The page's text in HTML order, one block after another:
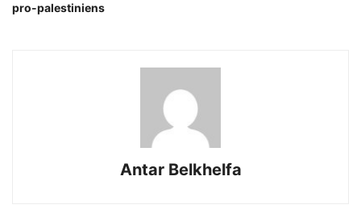
pro-palestiniens
Antar Belkhelfa